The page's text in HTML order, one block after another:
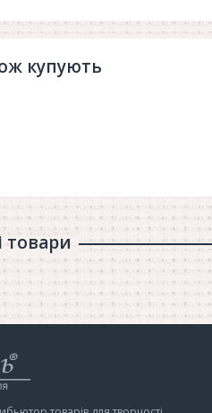
купують
товари